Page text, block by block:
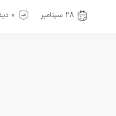
28 سپتامبر 0 دیدگاه